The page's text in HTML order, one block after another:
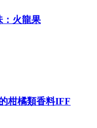
：火龍果
柑橘類香料IFF